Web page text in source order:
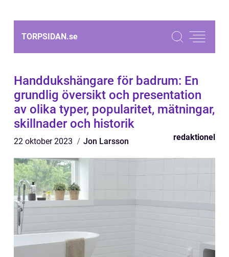
TORPSIDAN.se
Handdukshängare för badrum: En
grundlig översikt och presentation
av olika typer, popularitet, mätningar,
skillnader och historik
22 oktober 2023 Jon Larsson redaktionel